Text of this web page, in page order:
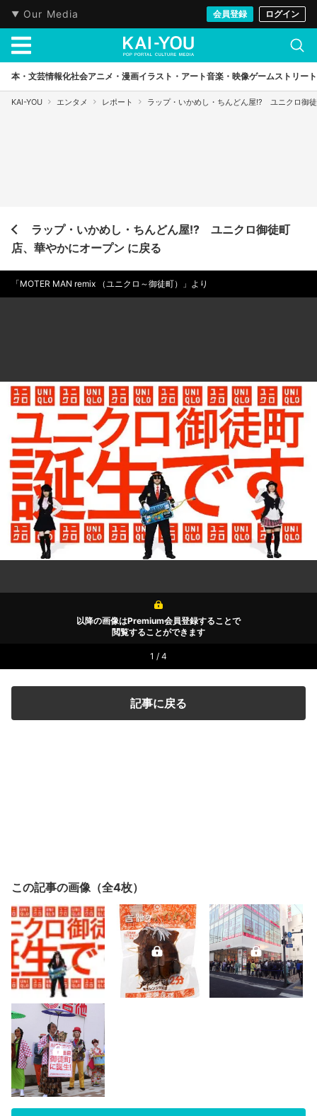
Our Media 会員登録 ログイン
本・文芸情報化社会アニメ・漫画イラスト・アート音楽・映像ゲームストリート
KAI-YOU エンタメ レポート ラップ・いかめし・ちんどん屋!? ユニクロ御
ラップ・いかめし・ちんどん屋!? ユニクロ御徒町
店、華やかにオープン に戻る
「MOTER MAN remix （ユニクロ～御徒町）」より
以降の画像はPremium会員登録することで
閲覧することができます
1 / 4
記事に戻る
この記事の画像（全4枚）